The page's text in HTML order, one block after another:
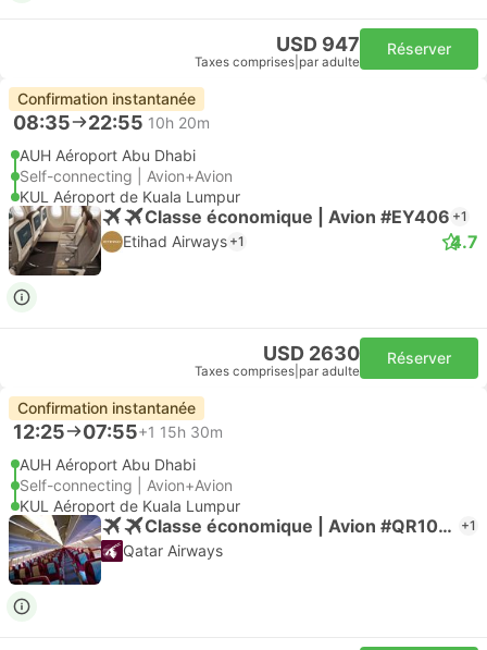
USD 947
Taxes comprises par adulte
Réserver
Confirmation instantanée
08:35 22:55 10h 20m
AUH Aéroport Abu Dhabi
Self-connecting | Avion+Avion
KUL Aéroport de Kuala Lumpur
Classe économique | Avion #EY406 +1
Etihad Airways +1 4.7
USD 2630
Taxes comprises par adulte
Réserver
Confirmation instantanée
12:25 07:55+1 15h 30m
AUH Aéroport Abu Dhabi
Self-connecting | Avion+Avion
KUL Aéroport de Kuala Lumpur
Classe économique | Avion #QR1045 +1
Qatar Airways